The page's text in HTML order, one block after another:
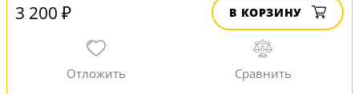
3 200 ₽ В КОРЗИНУ